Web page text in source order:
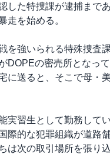
した特捜課が逮捕まで
走を始める。
を強いられる特殊捜査
DOPEの密売所となっ
に送ると、そこで母・
実習生として勤務して
際的な犯罪組織が道路
は次の取引場所を張り